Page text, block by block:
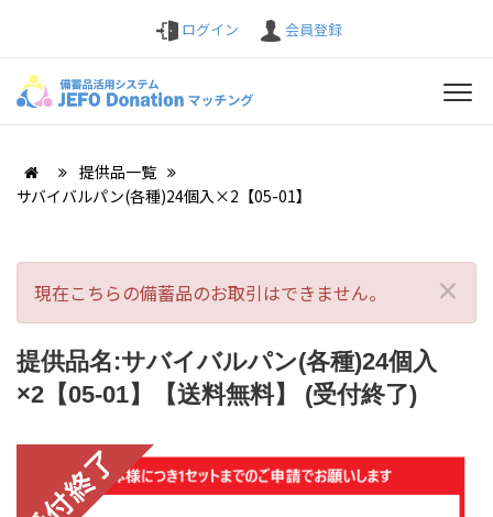
ログイン 会員登録
提供品一覧
サバイバルパン(各種)24個入×2【05-01】
×
現在こちらの備蓄品のお取引はできません。
提供品名:サバイバルパン(各種)24個入
×2【05-01】【送料無料】 (受付終了)